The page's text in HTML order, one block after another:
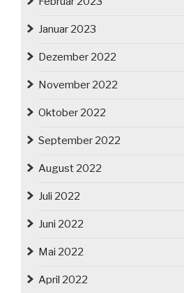
Januar 2023
Dezember 2022
November 2022
Oktober 2022
September 2022
August 2022
Juli 2022
Juni 2022
Mai 2022
April 2022